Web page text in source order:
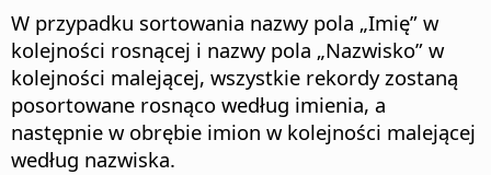
W przypadku sortowania nazwy pola „Imię” w
kolejności rosnącej i nazwy pola „Nazwisko” w
kolejności malejącej, wszystkie rekordy zostaną
posortowane rosnąco według imienia, a
następnie w obrębie imion w kolejności malejącej
według nazwiska.